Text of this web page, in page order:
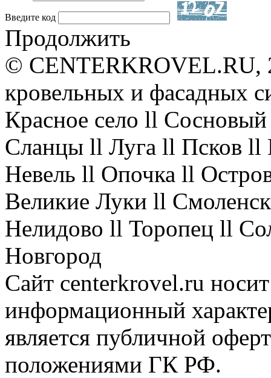
Введите код
Продолжить
© CENTERKROVEL.RU,
кровельных и фасадных
Красное село ll
Сланцы ll Луга ll Псков
Невель ll Опочка ll
Великие Луки ll
Нелидово ll Торопец ll
Новгород
Сайт centerkrovel.ru
информационный
является публичной
положениями ГК РФ.